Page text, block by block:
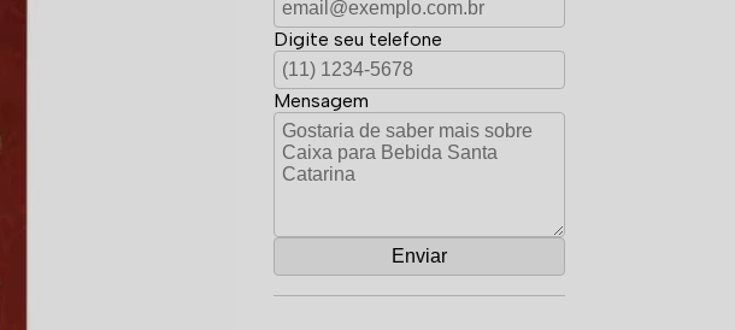
Digite seu telefone
Mensagem